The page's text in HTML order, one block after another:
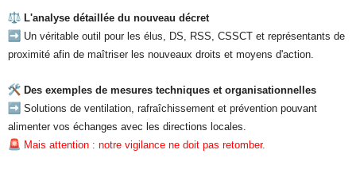
L'analyse détaillée du nouveau décret
Un véritable outil pour les élus, DS, RSS, CSSCT et représentants de
proximité afin de maîtriser les nouveaux droits et moyens d'action.
Des exemples de mesures techniques et organisationnelles
Solutions de ventilation, rafraîchissement et prévention pouvant
alimenter vos échanges avec les directions locales.
Mais attention : notre vigilance ne doit pas retomber.